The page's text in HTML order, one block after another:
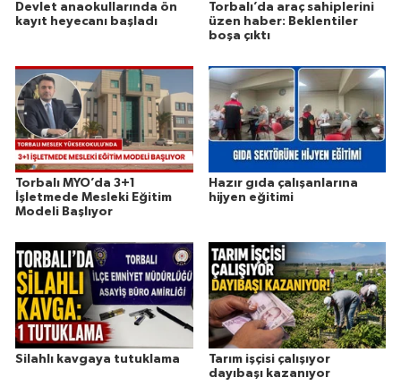
Devlet anaokullarında ön
kayıt heyecanı başladı
Torbalı’da araç sahiplerini
üzen haber: Beklentiler
boşa çıktı
Torbalı MYO’da 3+1
İşletmede Mesleki Eğitim
Modeli Başlıyor
Hazır gıda çalışanlarına
hijyen eğitimi
Silahlı kavgaya tutuklama
Tarım işçisi çalışıyor
dayıbaşı kazanıyor